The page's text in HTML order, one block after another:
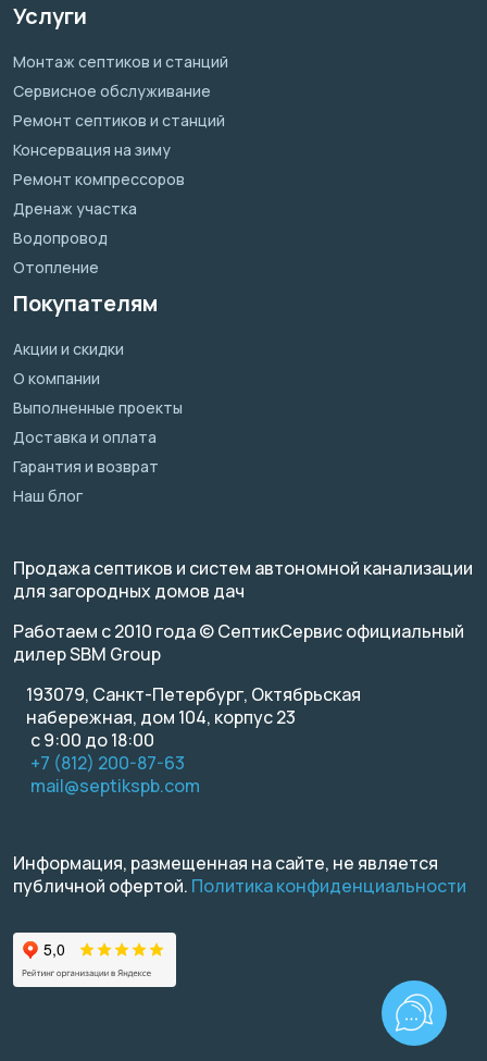
Услуги
Монтаж септиков и станций
Сервисное обслуживание
Ремонт септиков и станций
Консервация на зиму
Ремонт компрессоров
Дренаж участка
Водопровод
Отопление
Покупателям
Акции и скидки
О компании
Выполненные проекты
Доставка и оплата
Гарантия и возврат
Наш блог
Продажа септиков и систем автономной канализации
для загородных домов дач
Работаем с 2010 года © СептикСервис официальный
дилер SBM Group
193079, Санкт-Петербург, Октябрьская
набережная, дом 104, корпус 23
с 9:00 до 18:00
+7 (812) 200-87-63
mail@septikspb.com
Информация, размещенная на сайте, не является
публичной офертой. Политика конфиденциальности